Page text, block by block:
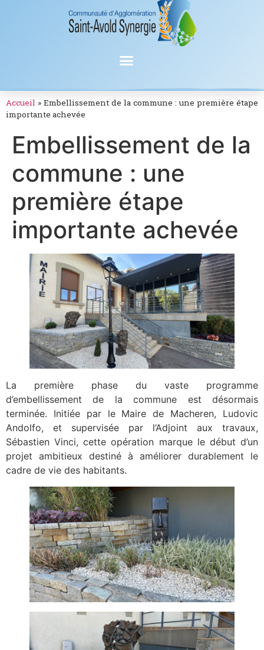
Accueil » Embellissement de la commune : une première étape
importante achevée
Embellissement de la
commune : une
première étape
importante achevée
La première phase du vaste programme
d’embellissement de la commune est désormais
terminée. Initiée par le Maire de Macheren, Ludovic
Andolfo, et supervisée par l’Adjoint aux travaux,
Sébastien Vinci, cette opération marque le début d’un
projet ambitieux destiné à améliorer durablement le
cadre de vie des habitants.